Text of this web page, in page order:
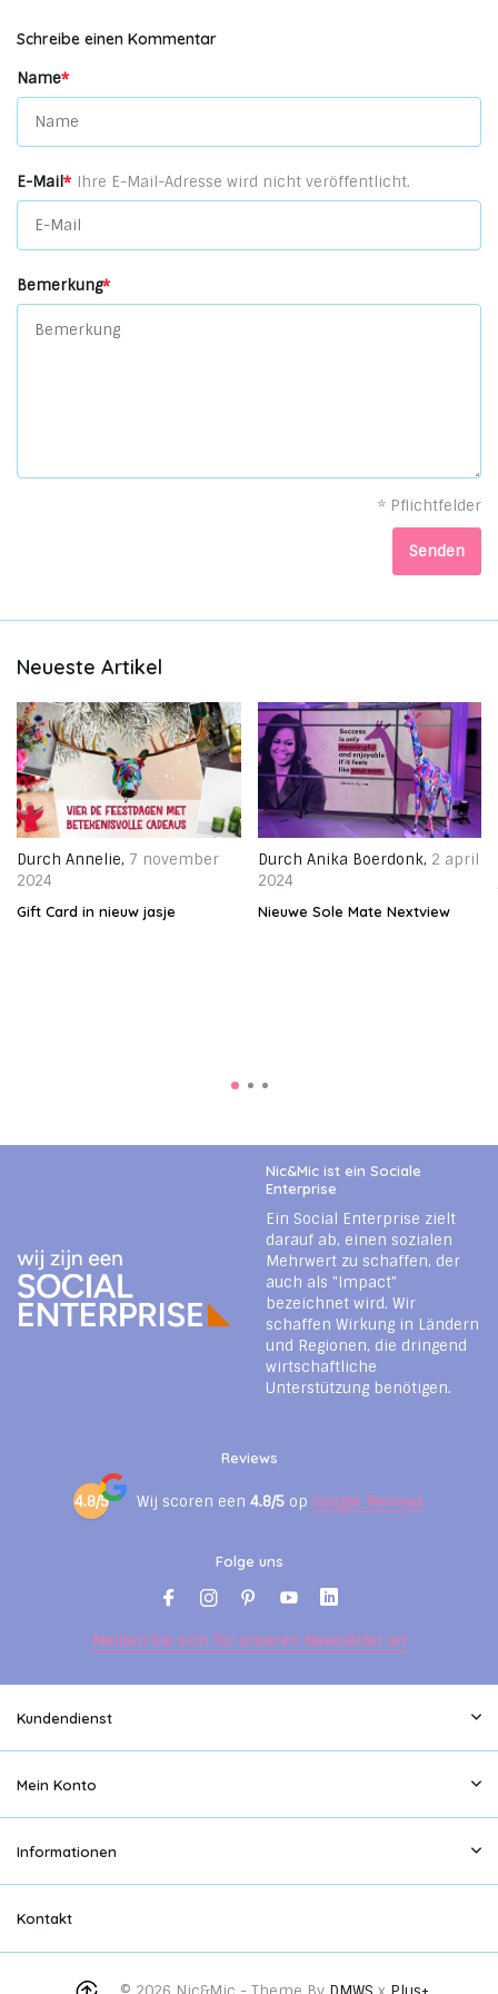
Schreibe einen Kommentar
Name*
E-Mail * Ihre E-Mail-Adresse wird nicht veröffentlicht.
Bemerkung*
* Pflichtfelder
Senden
Neueste Artikel
Durch Annelie, 7 november
2024
Gift Card in nieuw jasje
Durch Anika Boerdonk, 2 april
2024
Nieuwe Sole Mate Nextview
Nic&Mic ist ein Sociale
Enterprise
Ein Social Enterprise zielt
darauf ab, einen sozialen
Mehrwert zu schaffen, der
auch als "Impact"
bezeichnet wird. Wir
schaffen Wirkung in Ländern
und Regionen, die dringend
wirtschaftliche
Unterstützung benötigen.
Reviews
4.8/5 Wij scoren een 4.8/5 op Google Reviews
Folge uns
Melden Sie sich für unseren Newsletter an
Kundendienst
Mein Konto
Informationen
Kontakt